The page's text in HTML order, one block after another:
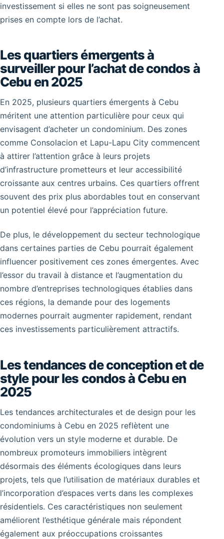
investissement si elles ne sont pas soigneusement
prises en compte lors de l’achat.
Les quartiers émergents à
surveiller pour l’achat de condos à
Cebu en 2025
En 2025, plusieurs quartiers émergents à Cebu
méritent une attention particulière pour ceux qui
envisagent d’acheter un condominium. Des zones
comme Consolacion et Lapu-Lapu City commencent
à attirer l’attention grâce à leurs projets
d’infrastructure prometteurs et leur accessibilité
croissante aux centres urbains. Ces quartiers offrent
souvent des prix plus abordables tout en conservant
un potentiel élevé pour l’appréciation future.
De plus, le développement du secteur technologique
dans certaines parties de Cebu pourrait également
influencer positivement ces zones émergentes. Avec
l’essor du travail à distance et l’augmentation du
nombre d’entreprises technologiques établies dans
ces régions, la demande pour des logements
modernes pourrait augmenter rapidement, rendant
ces investissements particulièrement attractifs.
Les tendances de conception et de
style pour les condos à Cebu en
2025
Les tendances architecturales et de design pour les
condominiums à Cebu en 2025 reflètent une
évolution vers un style moderne et durable. De
nombreux promoteurs immobiliers intègrent
désormais des éléments écologiques dans leurs
projets, tels que l’utilisation de matériaux durables et
l’incorporation d’espaces verts dans les complexes
résidentiels. Ces caractéristiques non seulement
améliorent l’esthétique générale mais répondent
également aux préoccupations croissantes